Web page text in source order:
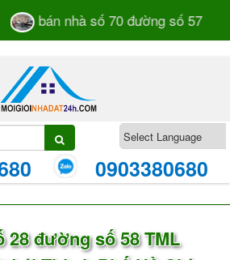
bán nhà số 70 đường số 57 TML
0903380680
28 đường số 58 TML